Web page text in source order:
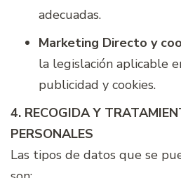
adecuadas.
Marketing Directo y
la legislación aplicable
publicidad y cookies.
4. RECOGIDA Y
PERSONALES
Las tipos de datos que se